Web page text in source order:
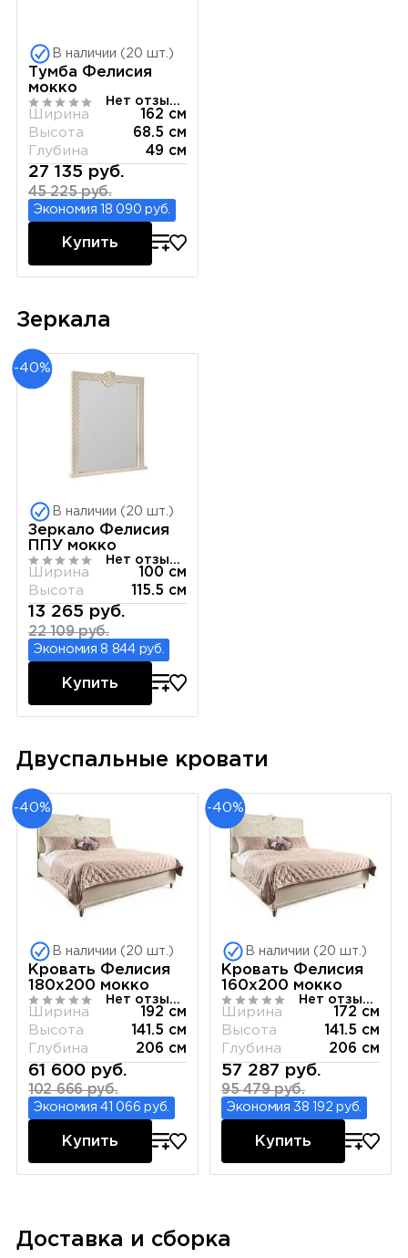
В наличии (20 шт.)
Тумба Фелисия
мокко
Нет отзывов
Ширина
162 см
Высота
68.5 см
Глубина
49 см
27 135 руб.
45 225 руб.
Экономия 18 090 руб.
Купить
Зеркала
-40%
В наличии (20 шт.)
Зеркало Фелисия
ППУ мокко
Нет отзывов
Ширина
100 см
Высота
115.5 см
13 265 руб.
22 109 руб.
Экономия 8 844 руб.
Купить
Двуспальные кровати
-40%
В наличии (20 шт.)
Кровать Фелисия
180х200 мокко
Нет отзывов
Ширина
192 см
Высота
141.5 см
Глубина
206 см
61 600 руб.
102 666 руб.
Экономия 41 066 руб.
Купить
-40%
В наличии (20 шт.)
Кровать Фелисия
160х200 мокко
Нет отзывов
Ширина
172 см
Высота
141.5 см
Глубина
206 см
57 287 руб.
95 479 руб.
Экономия 38 192 руб.
Купить
Доставка и сборка